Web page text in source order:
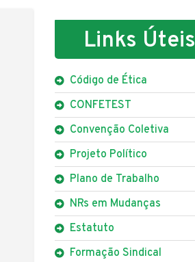
Links Úteis
Código de Ética
CONFETEST
Convenção Coletiva
Projeto Político
Plano de Trabalho
NRs em Mudanças
Estatuto
Formação Sindical